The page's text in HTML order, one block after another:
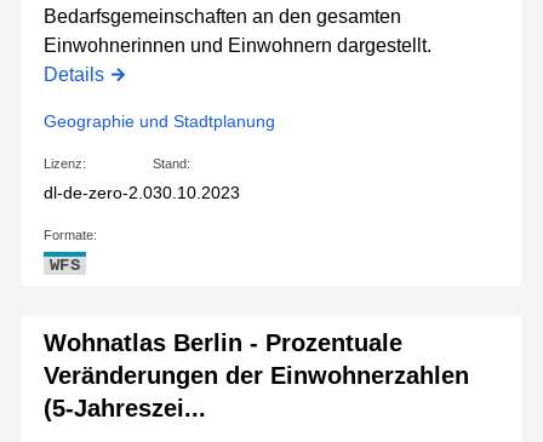
Bedarfsgemeinschaften an den gesamten
Einwohnerinnen und Einwohnern dargestellt.
Details
Geographie und Stadtplanung
Lizenz:
dl-de-zero-2.0
Stand:
30.10.2023
Formate:
WFS
Wohnatlas Berlin - Prozentuale
Veränderungen der Einwohnerzahlen
(5-Jahreszei...